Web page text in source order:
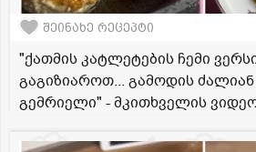
შეინახე რეცეპტი
"ქათმის კატლეტების ჩემი
გაგიზიაროთ... გამოდის
გემრიელი" - მკითხველის